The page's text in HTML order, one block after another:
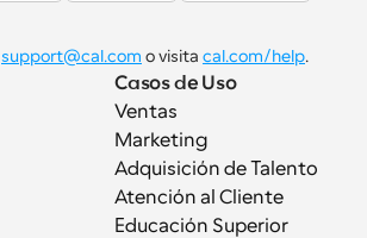
support@cal.com o visita cal.com/help.
Casos de Uso
Ventas
Marketing
Adquisición de Talento
Atención al Cliente
Educación Superior